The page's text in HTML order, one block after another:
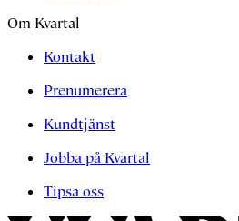
Om Kvartal
Kontakt
Prenumerera
Kundtjänst
Jobba på Kvartal
Tipsa oss